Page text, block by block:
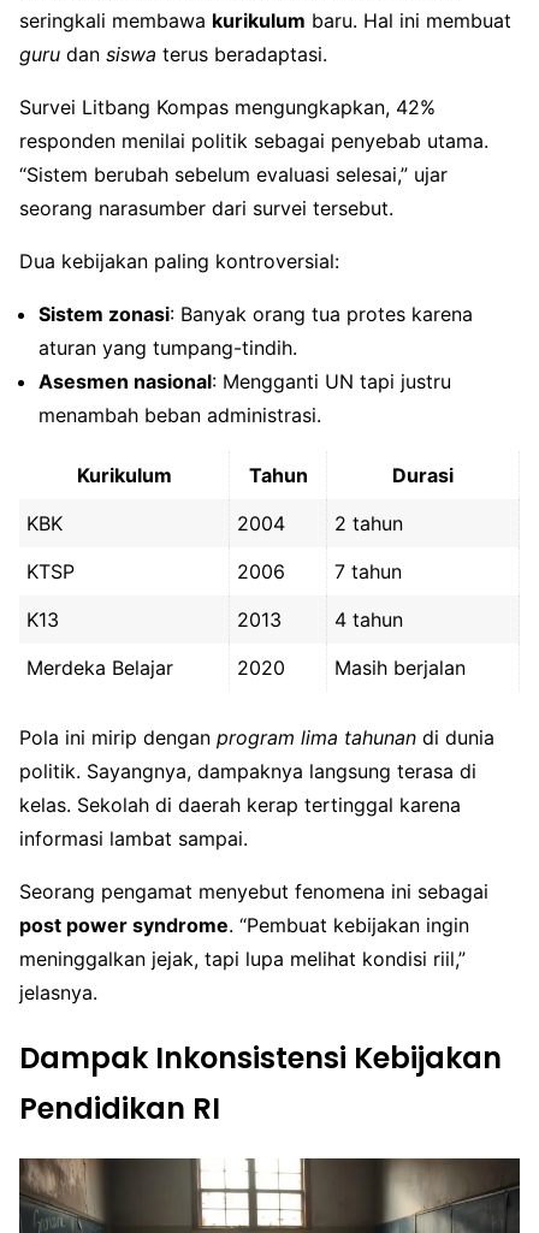
seringkali membawa kurikulum baru. Hal ini membuat
guru dan siswa terus beradaptasi.
Survei Litbang Kompas mengungkapkan, 42%
responden menilai politik sebagai penyebab utama.
“Sistem berubah sebelum evaluasi selesai,” ujar
seorang narasumber dari survei tersebut.
Dua kebijakan paling kontroversial:
Sistem zonasi: Banyak orang tua protes karena
aturan yang tumpang-tindih.
Asesmen nasional: Mengganti UN tapi justru
menambah beban administrasi.
Kurikulum Tahun
Durasi
KBK
2004
2 tahun
KTSP
2006
7 tahun
K13
2013
4 tahun
Merdeka Belajar
2020 Masih berjalan
Pola ini mirip dengan program lima tahunan di dunia
politik. Sayangnya, dampaknya langsung terasa di
kelas. Sekolah di daerah kerap tertinggal karena
informasi lambat sampai.
Seorang pengamat menyebut fenomena ini sebagai
post power syndrome. “Pembuat kebijakan ingin
meninggalkan jejak, tapi lupa melihat kondisi riil,”
jelasnya.
Dampak Inkonsistensi Kebijakan
Pendidikan RI